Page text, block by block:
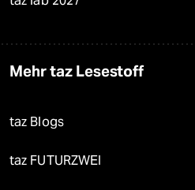
Mehr taz Lesestoff
taz Blogs
taz FUTURZWEI